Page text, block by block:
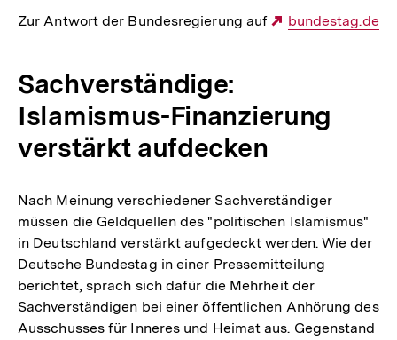
Zur Antwort der Bundesregierung auf
Externer
bundestag.de
Sachverständige:
Islamismus-Finanzierung
verstärkt aufdecken
Nach Meinung verschiedener Sachverständiger
müssen die Geldquellen des "politischen Islamismus"
in Deutschland verstärkt aufgedeckt werden. Wie der
Deutsche Bundestag in einer Pressemitteilung
berichtet, sprach sich dafür die Mehrheit der
Sachverständigen bei einer öffentlichen Anhörung des
Ausschusses für Inneres und Heimat aus. Gegenstand